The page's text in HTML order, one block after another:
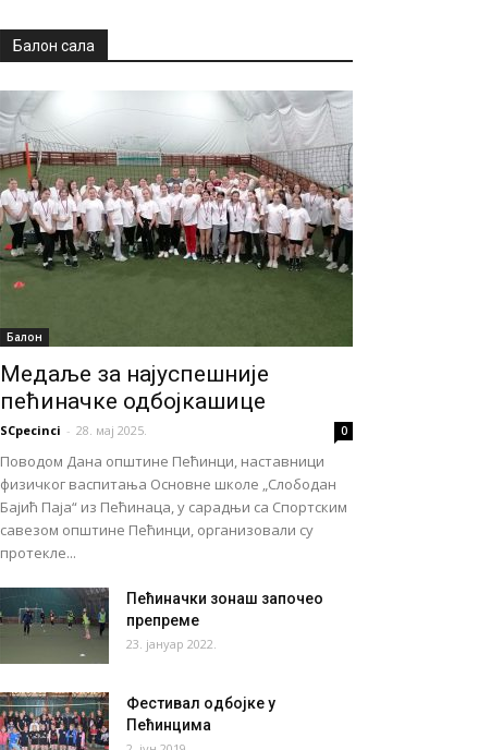
Балон сала
Балон
Медаље за најуспешније
пећиначке одбојкашице
SCpecinci - 28. мај 2025. 0
Поводом Дана општине Пећинци, наставници
физичког васпитања Основне школе „Слободан
Бајић Паја“ из Пећинаца, у сарадњи са Спортским
савезом општине Пећинци, организовали су
протекле...
Пећиначки зонаш започео
препреме
23. јануар 2022.
Фестивал одбојке у
Пећинцима